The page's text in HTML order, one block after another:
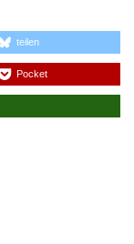
teilen
Pocket